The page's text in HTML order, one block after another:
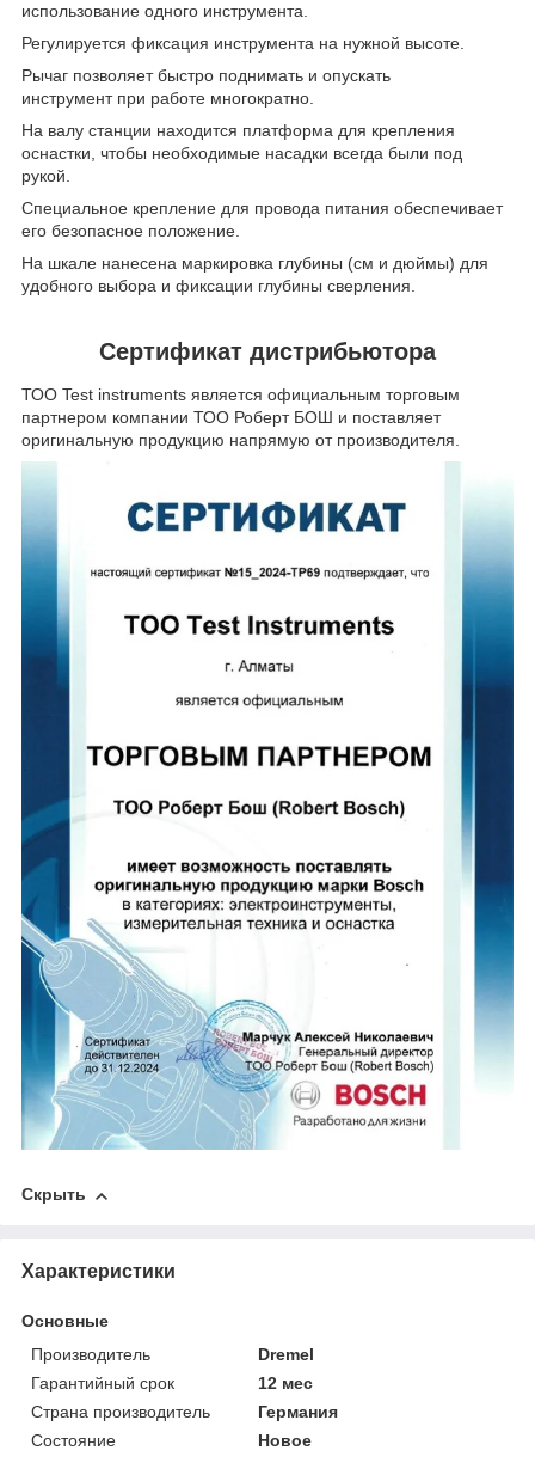
использование одного инструмента.
Регулируется фиксация инструмента на нужной высоте.
Рычаг позволяет быстро поднимать и опускать
инструмент при работе многократно.
На валу станции находится платформа для крепления
оснастки, чтобы необходимые насадки всегда были под
рукой.
Специальное крепление для провода питания обеспечивает
его безопасное положение.
На шкале нанесена маркировка глубины (см и дюймы) для
удобного выбора и фиксации глубины сверления.
Сертификат дистрибьютора
ТОО Test instruments является официальным торговым
партнером компании ТОО Роберт БОШ и поставляет
оригинальную продукцию напрямую от производителя.
Скрыть
Характеристики
Основные
Производитель
Dremel
Гарантийный срок
12 мес
Страна производитель
Германия
Состояние
Новое